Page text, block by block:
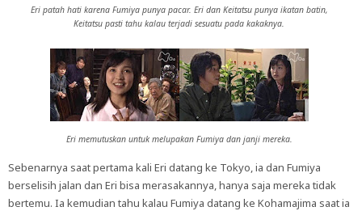
Eri patah hati karena Fumiya punya pacar. Eri dan Keitatsu punya ikatan batin,
Keitatsu pasti tahu kalau terjadi sesuatu pada kakaknya.
Eri memutuskan untuk melupakan Fumiya dan janji mereka.
Sebenarnya saat pertama kali Eri datang ke Tokyo, ia dan Fumiya
berselisih jalan dan Eri bisa merasakannya, hanya saja mereka tidak
bertemu. Ia kemudian tahu kalau Fumiya datang ke Kohamajima saat ia